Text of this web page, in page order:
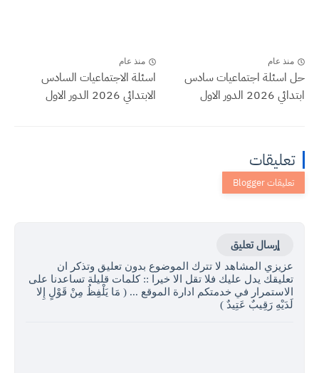
منذ عام
حل اسئلة اجتماعيات سادس
ابتدائي 2026 الدور الاول
منذ عام
اسئلة الاجتماعيات السادس
الابتدائي 2026 الدور الاول
تعليقات
إرسال تعليق
عزيزي المشاهد لا تترك الموضوع بدون تعليق وتذكر ان
تعليقك يدل عليك فلا تقل الا خيرا :: كلمات قليلة تساعدنا على
الاستمرار في خدمتكم ادارة الموقع ... ( مَا يَلْفِظُ مِنْ قَوْلٍ إِلا
لَدَيْهِ رَقِيبٌ عَتِيدٌ )